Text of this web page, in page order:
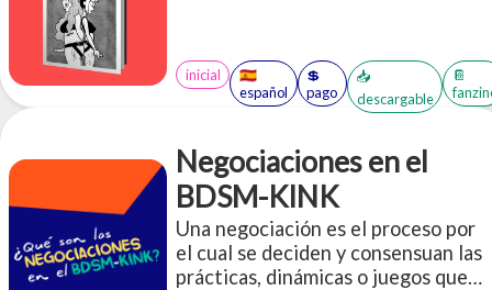
inicial
🇪🇸
español
💲
pago
📥
descargable
📔
Negociaciones en el
BDSM-KINK
Una negociación es el proceso por
el cual se deciden y consensuan las
prácticas, dinámicas o juegos que